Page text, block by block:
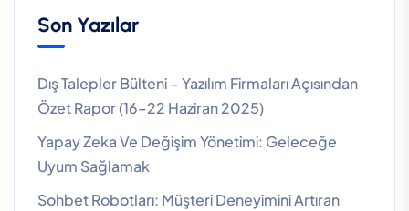
Son Yazılar
Dış Talepler Bülteni – Yazılım Firmaları Açısından
Özet Rapor (16–22 Haziran 2025)
Yapay Zeka Ve Değişim Yönetimi: Geleceğe
Uyum Sağlamak
Sohbet Robotları: Müşteri Deneyimini Artıran